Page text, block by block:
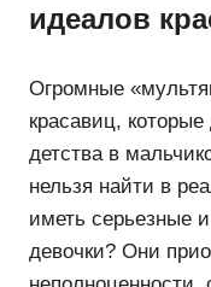
идеалов
Огромные
красавиц,
детства в
нельзя найти в
иметь серьезные
девочки? Они